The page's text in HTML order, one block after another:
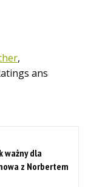
,
ans
ważny dla
z Norbertem